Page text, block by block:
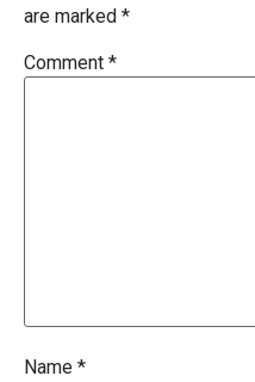
are marked *
Comment *
Name *